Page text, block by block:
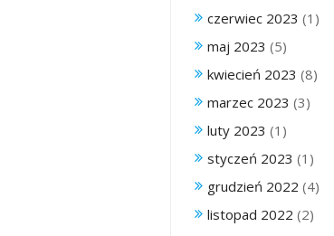
czerwiec 2023 (1)
maj 2023 (5)
kwiecień 2023 (8)
marzec 2023 (3)
luty 2023 (1)
styczeń 2023 (1)
grudzień 2022 (4)
listopad 2022 (2)